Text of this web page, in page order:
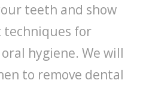
teeth and show
techniques for
hygiene. We will
to remove dental